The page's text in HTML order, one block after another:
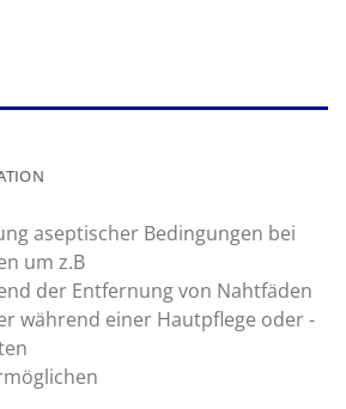
aseptischer Bedingungen bei
um z.B
der Entfernung von Nahtfäden
während einer Hautpflege oder -